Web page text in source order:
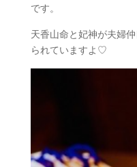
です。
天香山命と妃神が夫婦
られていますよ♡